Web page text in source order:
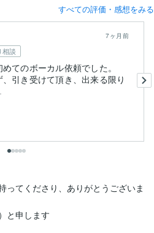
すべての評価・感想をみる
相談
7ヶ月前
てのボーカル依頼でした。
引き受けて頂き、出来る限り
ってくださり、ありがとうございま
と申します